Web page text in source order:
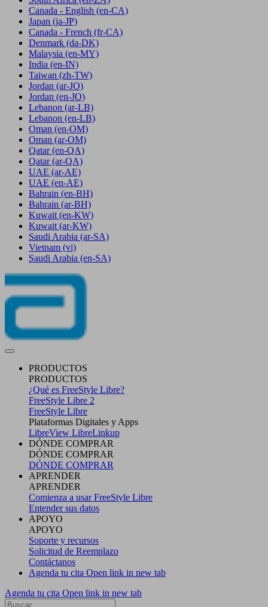
Canada - English (en-CA)
Japan (ja-JP)
Canada - French (fr-CA)
Denmark (da-DK)
Malaysia (en-MY)
India (en-IN)
Taiwan (zh-TW)
Jordan (ar-JO)
Jordan (en-JO)
Lebanon (ar-LB)
Lebanon (en-LB)
Oman (en-OM)
Oman (ar-OM)
Qatar (en-QA)
Qatar (ar-QA)
UAE (ar-AE)
UAE (en-AE)
Bahrain (en-BH)
Bahrain (ar-BH)
Kuwait (en-KW)
Kuwait (ar-KW)
Saudi Arabia (ar-SA)
Vietnam (vi)
Saudi Arabia (en-SA)
PRODUCTOS
PRODUCTOS
¿Qué es FreeStyle Libre?
FreeStyle Libre 2
FreeStyle Libre
Plataformas Digitales y Apps
LibreView LibreLinkup
DÓNDE COMPRAR
DÓNDE COMPRAR
DÓNDE COMPRAR
APRENDER
APRENDER
Comienza a usar FreeStyle Libre
Entender sus datos
APOYO
APOYO
Soporte y recursos
Solicitud de Reemplazo
Contáctanos
Agenda tu cita Open link in new tab
Agenda tu cita Open link in new tab